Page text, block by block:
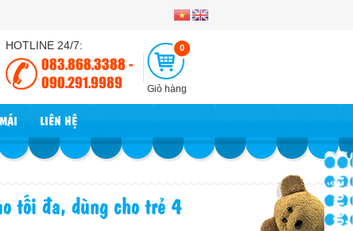
HOTLINE 24/7:
083.868.3388 -
090.291.9989
0
Giỏ hàng
LIÊN HỆ
tối đa, dùng cho trẻ 4